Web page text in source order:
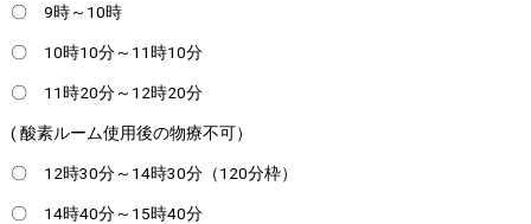
〇 9時～10時
〇 10時10分～11時10分
〇 11時20分～12時20分
( 酸素ルーム使用後の物療不可）
〇 12時30分～14時30分（120分枠）
〇 14時40分～15時40分